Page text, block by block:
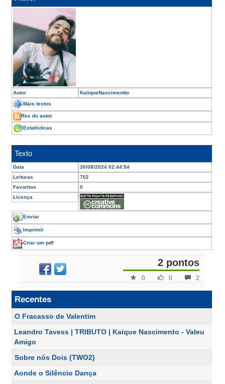
Autor KaiiqueNascimentto
Mais textos
Rss do autor
Estatísticas
Texto
Data
30/08/2024 02:44:54
Leituras
702
Favoritos
0
Licença
Enviar
Imprimir
Criar um pdf
2 pontos
2
0
0
Recentes
O Fracasso de Valentim
Leandro Tavess | TRIBUTO | Kaique Nascimento - Valeu
Amigo
Sobre nós Dois (TWO2)
Aonde o Silêncio Dança